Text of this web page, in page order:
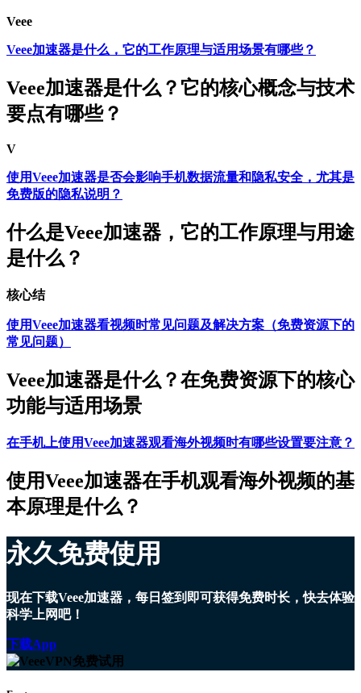
Veee
Veee加速器是什么，它的工作原理与适用场景有哪些？
Veee加速器是什么？它的核心概念与技术
要点有哪些？
V
使用Veee加速器是否会影响手机数据流量和隐私安全，尤其是
免费版的隐私说明？
什么是Veee加速器，它的工作原理与用途
是什么？
核心结
使用Veee加速器看视频时常见问题及解决方案（免费资源下的
常见问题）
Veee加速器是什么？在免费资源下的核心
功能与适用场景
在手机上使用Veee加速器观看海外视频时有哪些设置要注意？
使用Veee加速器在手机观看海外视频的基
本原理是什么？
永久免费使用
现在下载Veee加速器，每日签到即可获得免费时长，快去体验
科学上网吧！
下载App